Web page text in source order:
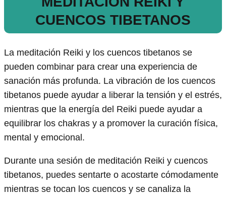
CUENCOS TIBETANOS
La meditación Reiki y los cuencos tibetanos se
pueden combinar para crear una experiencia de
sanación más profunda. La vibración de los cuencos
tibetanos puede ayudar a liberar la tensión y el estrés,
mientras que la energía del Reiki puede ayudar a
equilibrar los chakras y a promover la curación física,
mental y emocional.
Durante una sesión de meditación Reiki y cuencos
tibetanos, puedes sentarte o acostarte cómodamente
mientras se tocan los cuencos y se canaliza la